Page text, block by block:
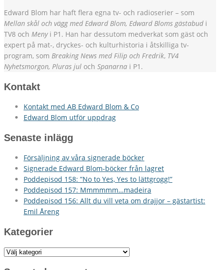
Edward Blom har haft flera egna tv- och radioserier – som
Mellan skål och vägg med Edward Blom, Edward Bloms gästabud i
TV8 och Menyi P1. Han har dessutom medverkat som gäst och
expert på mat-, dryckes- och kulturhistoria i åtskilliga tv-
program, som Breaking News med Filip och Fredrik, TV4
Nyhetsmorgon, Pluras jul och Spanarna i P1.
Kontakt
Kontakt med AB Edward Blom & Co
Edward Blom utför uppdrag
Senaste inlägg
Försäljning av våra signerade böcker
Signerade Edward Blom-böcker från lagret
Poddepisod 158: ”No to Yes, Yes to lättgrogg!”
Poddepisod 157: Mmmmmm…madeira
Poddepisod 156: Allt du vill veta om drajjor – gästartist:
Emil Åreng
Kategorier
Kategorier